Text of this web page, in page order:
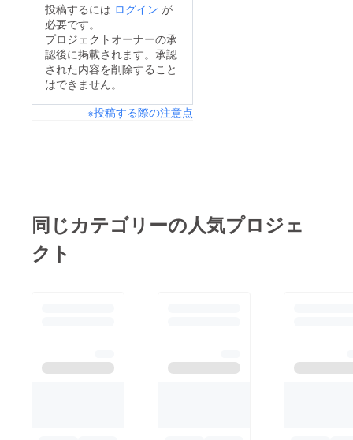
ます。皆様のご支援が
カタチになっていくよ
う一歩一歩進んでいき
ますので、引き続きよ
す！
投稿するには ログイン が
必要です。
プロジェクトオーナーの承
認後に掲載されます。承認
された内容を削除すること
はできません。
※投稿する際の注意点
同じカテゴリーの人気プロジェ
クト